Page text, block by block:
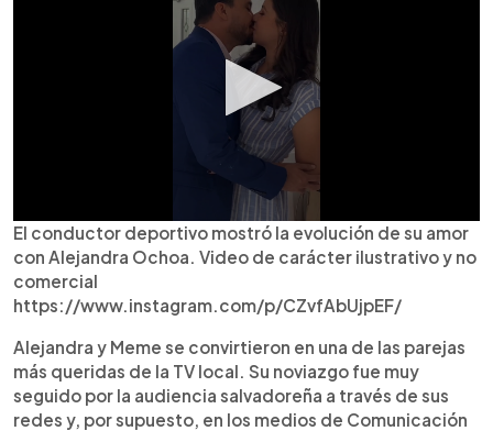
El conductor deportivo mostró la evolución de su amor
con Alejandra Ochoa. Video de carácter ilustrativo y no
comercial
https://www.instagram.com/p/CZvfAbUjpEF/
Alejandra y Meme se convirtieron en una de las parejas
más queridas de la TV local. Su noviazgo fue muy
seguido por la audiencia salvadoreña a través de sus
redes y, por supuesto, en los medios de Comunicación